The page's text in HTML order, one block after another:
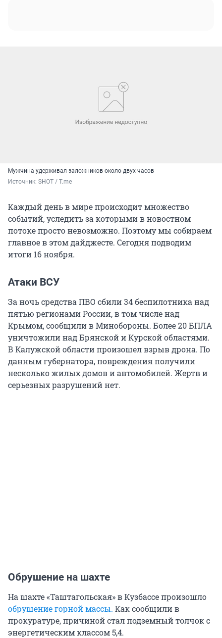
Мужчина удерживал заложников около двух часов
Источник: SHOT / T.me
Каждый день в мире происходит множество
событий, уследить за которыми в новостном
потоке просто невозможно. Поэтому мы собираем
главное в этом дайджесте. Сегодня подводим
итоги 16 ноября.
Атаки ВСУ
За ночь средства ПВО сбили 34 беспилотника над
пятью регионами России, в том числе над
Крымом, сообщили в Минобороны. Более 20 БПЛА
уничтожили над Брянской и Курской областями.
В Калужской области произошел взрыв дрона. По
данным губернатора, повреждения получили
несколько жилых домов и автомобилей. Жертв и
серьезных разрушений нет.
Обрушение на шахте
На шахте «Таштагольская» в Кузбассе произошло
обрушение горной массы. Как сообщили в
прокуратуре, причиной стал подземный толчок с
энергетическим классом 5,4.